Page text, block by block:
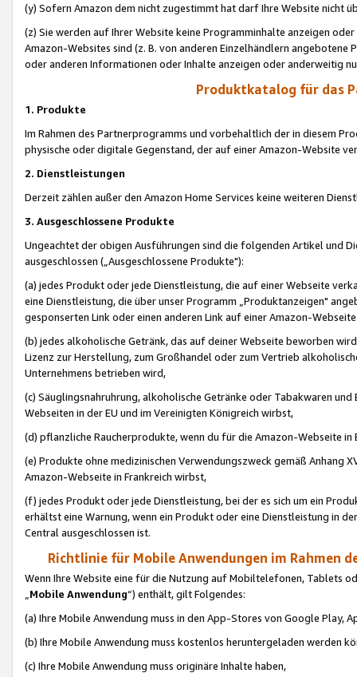
(y) Sofern Amazon dem nicht zugestimmt hat darf Ihre Website nicht
(z) Sie werden auf Ihrer Website keine Programminhalte anzeigen
Amazon-Websites sind (z. B. von anderen Einzelhändlern
oder anderen Informationen oder Inhalte anzeigen oder anderweitig
Produktkatalog für das
1. Produkte
Im Rahmen des Partnerprogramms und vorbehaltlich der in diesem
physische oder digitale Gegenstand, der auf einer Amazon-Website
2. Dienstleistungen
Derzeit zählen außer den Amazon Home Services keine weiteren
3. Ausgeschlossene Produkte
Ungeachtet der obigen Ausführungen sind die folgenden Artikel und
ausgeschlossen („Ausgeschlossene Produkte"):
(a) jedes Produkt oder jede Dienstleistung, die auf einer Webseite
eine Dienstleistung, die über unser Programm „Produktanzeigen"
gesponserten Link oder einen anderen Link auf einer Amazon-
(b) jedes alkoholische Getränk, das auf deiner Webseite beworben
Lizenz zur Herstellung, zum Großhandel oder zum Vertrieb
Unternehmens betrieben wird,
(c) Säuglingsnahruhrung, alkoholische Getränke oder Tabakwaren
Webseiten in der EU und im Vereinigten Königreich wirbst,
(d) pflanzliche Raucherprodukte, wenn du für die Amazon-Webseite in
(e) Produkte ohne medizinischen Verwendungszweck gemäß Anhang
Amazon-Webseite in Frankreich wirbst,
(f) jedes Produkt oder jede Dienstleistung, bei der es sich um ein
erhältst eine Warnung, wenn ein Produkt oder eine Dienstleistung in
Central ausgeschlossen ist.
Richtlinie für Mobile Anwendungen im Rahmen
Wenn Ihre Website eine für die Nutzung auf Mobiltelefonen, Tablets
„Mobile Anwendung“) enthält, gilt Folgendes:
(a) Ihre Mobile Anwendung muss in den App-Stores von Google Play,
(b) Ihre Mobile Anwendung muss kostenlos heruntergeladen werden
(c) Ihre Mobile Anwendung muss originäre Inhalte haben,